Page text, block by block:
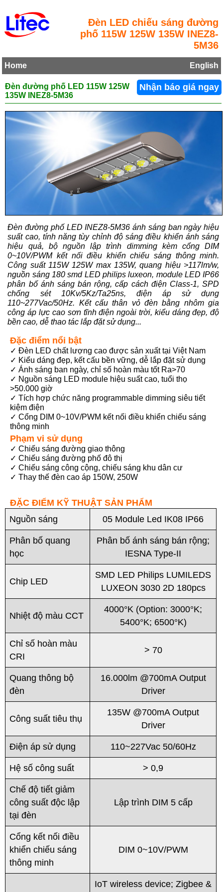
Đèn LED chiếu sáng đường
phố 115W 125W 135W INEZ8-
5M36
Home English
Nhận báo giá ngay
Đèn đường phố LED 115W 125W
135W INEZ8-5M36
Đèn đường phố LED INEZ8-5M36 ánh sáng ban ngày hiệu
suất cao, tính năng tùy chỉnh độ sáng điều khiển ánh sáng
hiệu quả, bộ nguồn lập trình dimming kèm cổng DIM
0~10V/PWM kết nối điều khiển chiếu sáng thông minh.
Công suất 115W 125W max 135W, quang hiệu >117lm/w,
nguồn sáng 180 smd LED philips luxeon, module LED IP66
phân bố ánh sáng bán rộng, cấp cách điện Class-1, SPD
chống sét 10Kv/5Kz/Ta25ns, điện áp sử dụng
110~277Vac/50Hz. Kết cấu thân vỏ đèn bằng nhôm gia
công áp lực cao sơn tĩnh điện ngoài trời, kiểu dáng đẹp, độ
bền cao, dễ thao tác lắp đặt sử dụng...
Đặc điểm nổi bật
✓ Đèn LED chất lượng cao được sản xuất tại Việt Nam
✓ Kiểu dáng đẹp, kết cấu bền vững, dễ lắp đặt sử dụng
✓ Ánh sáng ban ngày, chỉ số hoàn màu tốt Ra>70
✓ Nguồn sáng LED module hiệu suất cao, tuổi thọ
>50.000 giờ
✓ Tích hợp chức năng programmable dimming siêu tiết
kiệm điện
✓ Cổng DIM 0~10V/PWM kết nối điều khiển chiếu sáng
thông minh
Phạm vi sử dụng
✓ Chiếu sáng đường giao thông
✓ Chiếu sáng đường phố đô thị
✓ Chiếu sáng công cộng, chiếu sáng khu dân cư
✓ Thay thế đèn cao áp 150W, 250W
ĐẶC ĐIỂM KỸ THUẬT SẢN PHẨM
Nguồn sáng
05 Module Led IK08 IP66
Phân bố quang
học
Phân bố ánh sáng bán rộng;
IESNA Type-II
Chip LED
SMD LED Philips LUMILEDS
LUXEON 3030 2D 180pcs
Nhiệt độ màu CCT
4000°K (Option: 3000°K;
5400°K; 6500°K)
Chỉ số hoàn màu
CRI
> 70
Quang thông bộ
đèn
16.000lm @700mA Output
Driver
Công suất tiêu thụ
135W @700mA Output
Driver
Điện áp sử dụng 110~227Vac 50/60Hz
Hệ số công suất > 0,9
Chế độ tiết giảm
công suất độc lập
tại đèn
Lập trình DIM 5 cấp
Cổng kết nối điều
khiển chiếu sáng
thông minh
DIM 0~10V/PWM
IoT wireless device; Zigbee &